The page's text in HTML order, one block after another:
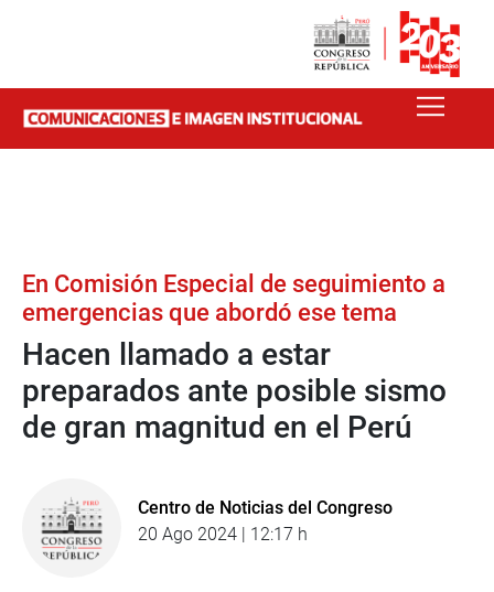
En Comisión Especial de seguimiento a
emergencias que abordó ese tema
Hacen llamado a estar
preparados ante posible sismo
de gran magnitud en el Perú
Centro de Noticias del Congreso
20 Ago 2024 | 12:17 h